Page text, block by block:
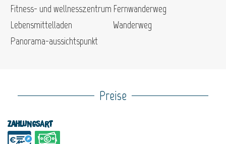
Fitness- und wellnesszentrum
Lebensmittelladen
Panorama-aussichtspunkt
Fernwanderweg
Wanderweg
Preise
Zahlungsart